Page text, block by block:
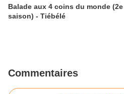
Balade aux 4 coins du monde (2e
saison) - Tiébélé
Commentaires